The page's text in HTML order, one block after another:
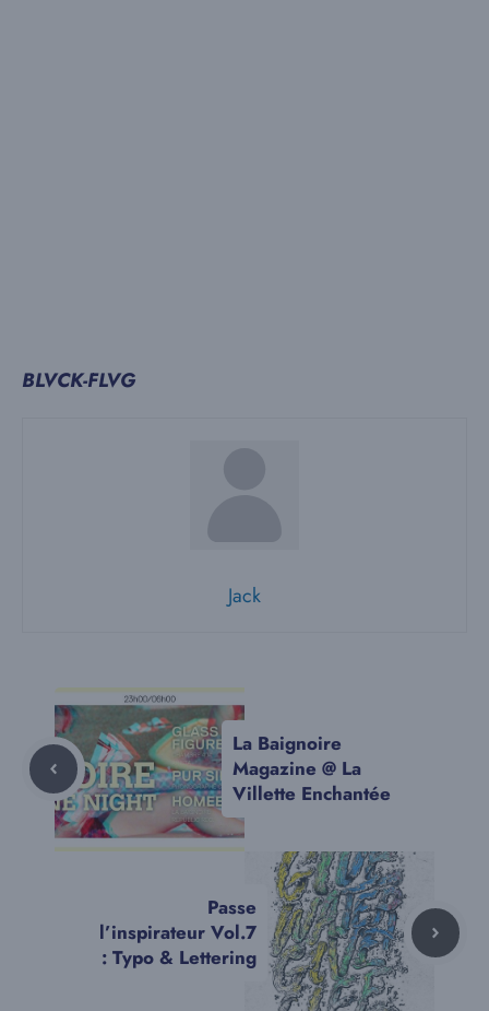
BLVCK-FLVG
Jack
La Baignoire
Magazine @ La
Villette Enchantée
Passe
l’inspirateur Vol.7
: Typo & Lettering